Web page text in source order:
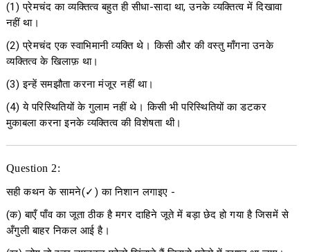
(1) प्रेमचंद का व्यक्तित्व बहुत ही सीधा-सादा था, उनके व्यक्तित्व में दिखावा
नहीं था।
(2) प्रेमचंद एक स्वाभिमानी व्यक्ति थे। किसी और की वस्तु माँगना उनके
व्यक्तित्व के खिलाफ़ था।
(3) इन्हें समझौता करना मंजूर नहीं था।
(4) ये परिस्थितियों के गुलाम नहीं थे। किसी भी परिस्थितियों का डटकर
मुकाबला करना इनके व्यक्तित्व की विशेषता थी।
Question 2:
सही कथन के सामने(✓) का निशान लगाइए -
(क) बाएँ पाँव का जूता ठीक है मगर दाहिने जूते में बड़ा छेद हो गया है जिसमें से
अँगुली बाहर निकल आई है।